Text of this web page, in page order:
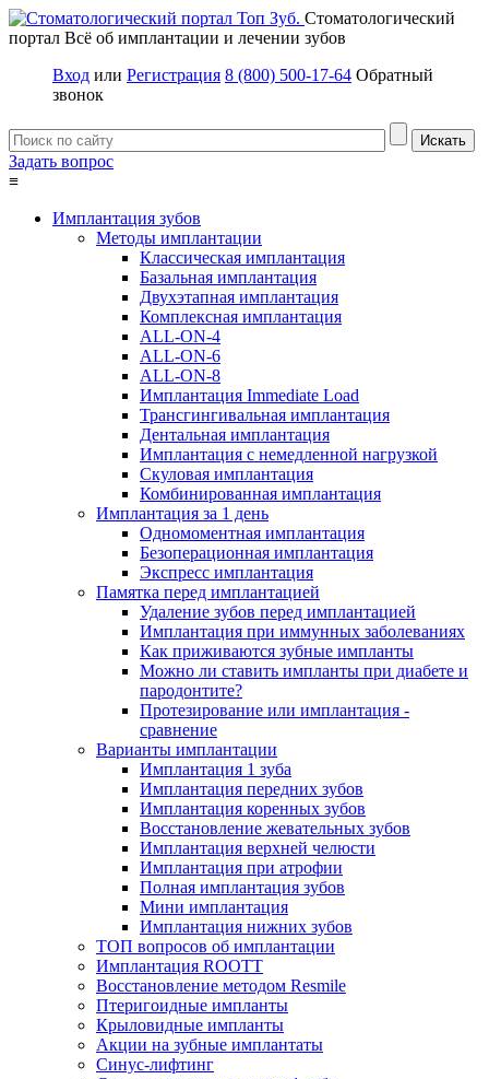
Стоматологический
портал Всё об имплантации и лечении зубов
Вход или Регистрация 8 (800) 500-17-64 Обратный
звонок
Задать вопрос
≡
Имплантация зубов
Методы имплантации
Классическая имплантация
Базальная имплантация
Двухэтапная имплантация
Комплексная имплантация
ALL-ON-4
ALL-ON-6
ALL-ON-8
Имплантация Immediate Load
Трансгингивальная имплантация
Дентальная имплантация
Имплантация с немедленной нагрузкой
Скуловая имплантация
Комбинированная имплантация
Имплантация за 1 день
Одномоментная имплантация
Безоперационная имплантация
Экспресс имплантация
Памятка перед имплантацией
Удаление зубов перед имплантацией
Имплантация при иммунных заболеваниях
Как приживаются зубные импланты
Можно ли ставить импланты при диабете и
пародонтите?
Протезирование или имплантация -
сравнение
Варианты имплантации
Имплантация 1 зуба
Имплантация передних зубов
Имплантация коренных зубов
Восстановление жевательных зубов
Имплантация верхней челюсти
Имплантация при атрофии
Полная имплантация зубов
Мини имплантация
Имплантация нижних зубов
ТОП вопросов об имплантации
Имплантация ROOTT
Восстановление методом Resmile
Птеригоидные импланты
Крыловидные импланты
Акции на зубные имплантаты
Синус-лифтинг